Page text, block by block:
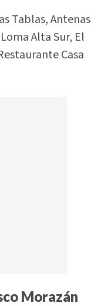
Tablas, Antenas
Alta Sur, El
Casa
Morazán